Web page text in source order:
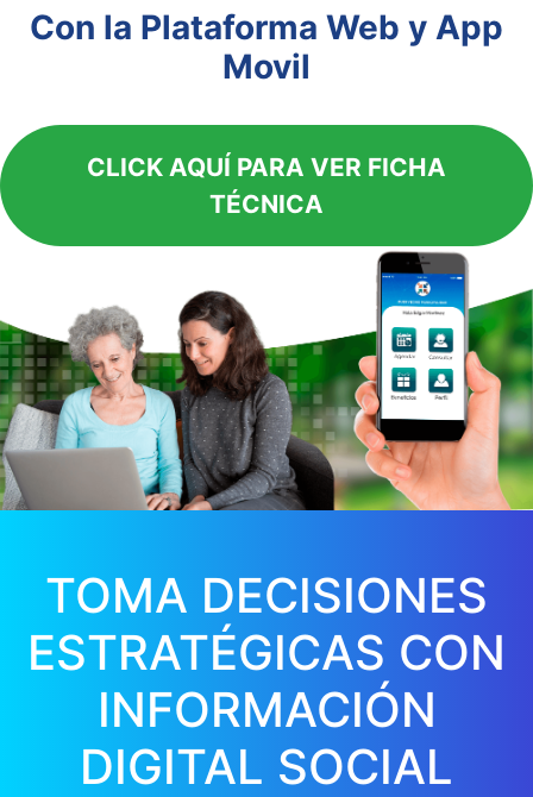
Con la Plataforma Web y App
Movil
CLICK AQUÍ PARA VER FICHA
TÉCNICA
TOMA DECISIONES
ESTRATÉGICAS CON
INFORMACIÓN
DIGITAL SOCIAL